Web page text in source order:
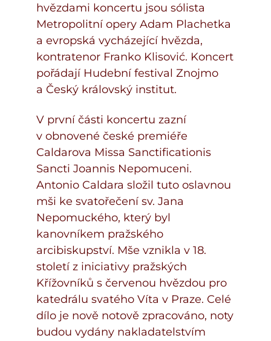
hvězdami koncertu jsou sólista
Metropolitní opery Adam Plachetka
a evropská vycházející hvězda,
kontratenor Franko Klisović. Koncert
pořádají Hudební festival Znojmo
a Český královský institut.
V první části koncertu zazní
v obnovené české premiéře
Caldarova Missa Sanctificationis
Sancti Joannis Nepomuceni.
Antonio Caldara složil tuto oslavnou
mši ke svatořečení sv. Jana
Nepomuckého, který byl
kanovníkem pražského
arcibiskupství. Mše vznikla v 18.
století z iniciativy pražských
Křížovníků s červenou hvězdou pro
katedrálu svatého Víta v Praze. Celé
dílo je nově notově zpracováno, noty
budou vydány nakladatelstvím